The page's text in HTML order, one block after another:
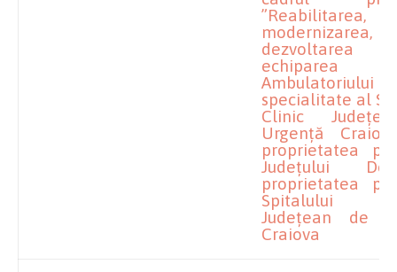
”Reabilitarea,
modernizarea,
echiparea
specialitate al
Clinic
Urgență
proprietatea
Județului
proprietatea
Spitalului
Județean de
Craiova